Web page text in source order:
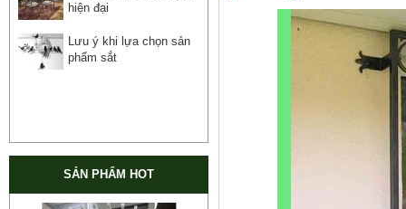
hiện đại
Lưu ý khi lựa chọn sản
phẩm sắt
SẢN PHẨM HOT